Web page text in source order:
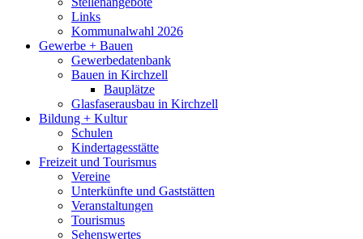
Links
Kommunalwahl 2026
Gewerbe + Bauen
Gewerbedatenbank
Bauen in Kirchzell
Bauplätze
Glasfaserausbau in Kirchzell
Bildung + Kultur
Schulen
Kindertagesstätte
Freizeit und Tourismus
Vereine
Unterkünfte und Gaststätten
Veranstaltungen
Tourismus
Sehenswertes